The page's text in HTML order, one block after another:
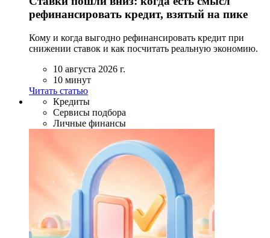
рефинансировать кредит, взятый на пике
Кому и когда выгодно рефинансировать кредит при
снижении ставок и как посчитать реальную экономию.
10 августа 2026 г.
10 минут
Читать статью
Кредиты
Сервисы подбора
Личные финансы